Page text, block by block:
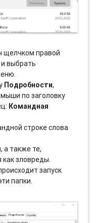
щелчком правой
выбрать
Подробности,
по заголовку
Командная
строке слова
а также те,
как зловреды.
запуск
папки.